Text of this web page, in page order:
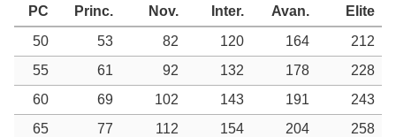
PC Princ. Nov. Inter. Avan.
Elite
50
53 82 120 164
212
55
61 92 132 178
228
60
69 102 143 191
243
65
77 112 154 204
258